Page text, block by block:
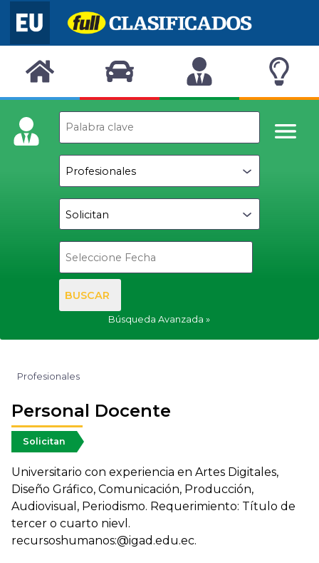
BUSCAR
Búsqueda Avanzada
Profesionales
Personal Docente
Solicitan
Universitario con experiencia en Artes Digitales,
Diseño Gráfico, Comunicación, Producción,
Audiovisual, Periodismo. Requerimiento: Título de
tercer o cuarto nievl.
recursoshumanos:@igad.edu.ec.